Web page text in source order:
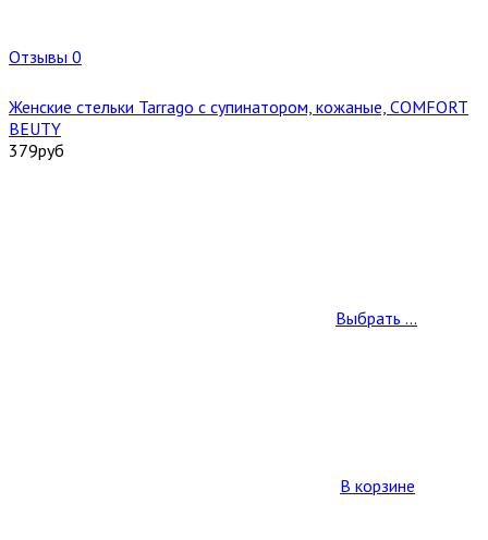
Отзывы 0
Женские стельки Tarrago с супинатором, кожаные, COMFORT
BEUTY
379руб
Выбрать ...
В корзине